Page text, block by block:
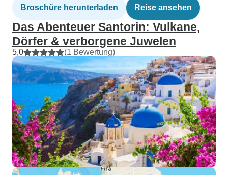
Broschüre herunterladen Reise ansehen
Das Abenteuer Santorin: Vulkane,
Dörfer & verborgene Juwelen
5,0 (1 Bewertung)